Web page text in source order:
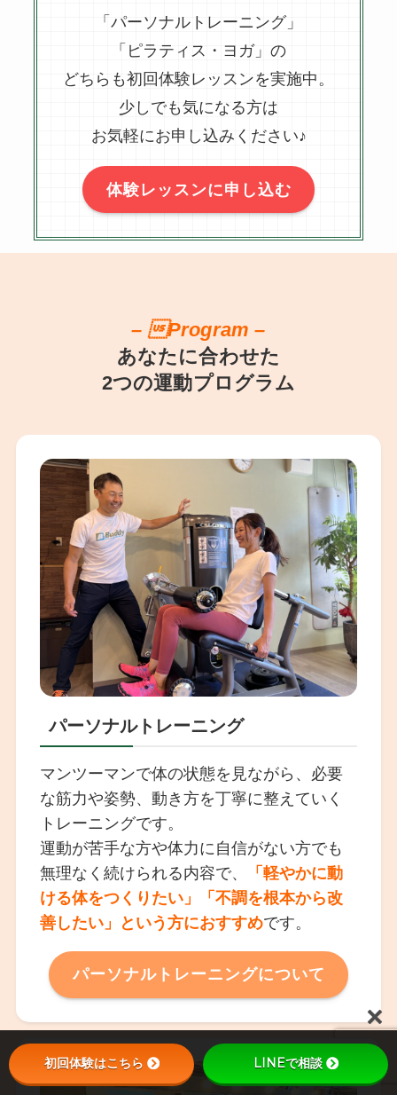
「パーソナルトレーニング」
「ピラティス・ヨガ」の
どちらも初回体験レッスンを実施中。
少しでも気になる方は
お気軽にお申し込みください♪
体験レッスンに申し込む
– Program –
あなたに合わせた
2つの運動プログラム
パーソナルトレーニング
マンツーマンで体の状態を見ながら、必要
な筋力や姿勢、動き方を丁寧に整えていく
トレーニングです。
運動が苦手な方や体力に自信がない方でも
無理なく続けられる内容で、
「軽やかに動
ける体をつくりたい」「不調を根本から改
善したい」という方におすすめです。
パーソナルトレーニングについて
初回体験はこちら LINEで相談